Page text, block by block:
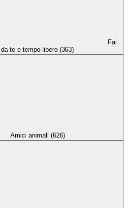
Fai
da te e tempo libero (363)
Amici animali (626)